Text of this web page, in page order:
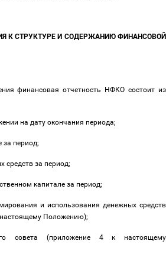
К СТРУКТУРЕ И СОДЕРЖАНИЮ ФИНАНСОВОЙ
финансовая отчетность НФКО состоит из
на дату окончания периода;
за период;
средств за период;
капитале за период;
и использования денежных средств
Положению);
совета (приложение 4 к настоящему